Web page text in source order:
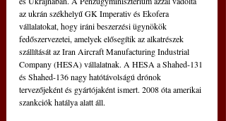
az ukrán székhelyű GK Imperativ és Ekofera
vállalatokat, hogy iráni beszerzési ügynökök
fedőszervezetei, amelyek elősegítik az alkatrészek
szállítását az Iran Aircraft Manufacturing Industrial
Company (HESA) vállalatnak. A HESA a Shahed-131
és Shahed-136 nagy hatótávolságú drónok
tervezőjeként és gyártójaként ismert. 2008 óta amerikai
szankciók hatálya alatt áll.